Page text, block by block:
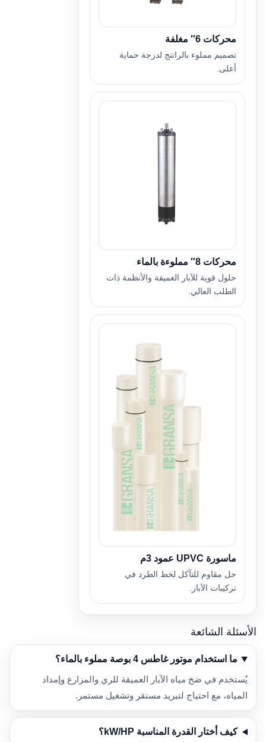
محركات 6″ مغلفة
تصميم مملوء بالراتنج لدرجة حماية
أعلى.
محركات 8″ مملوءة بالماء
حلول قوية للآبار العميقة والأنظمة ذات
الطلب العالي.
ماسورة UPVC عمود 3م
حل مقاوم للتآكل لخط الطرد في
تركيبات الآبار.
الأسئلة الشائعة
ما استخدام موتور غاطس 4 بوصة مملوء بالماء؟
يُستخدم في ضخ مياه الآبار العميقة للري والمزارع وإمداد
المياه، مع احتياج لتبريد مستقر وتشغيل مستمر.
كيف أختار القدرة المناسبة kW/HP؟